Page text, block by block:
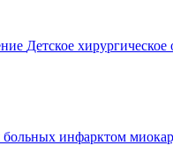
Детское хирургическое
больных инфарктом